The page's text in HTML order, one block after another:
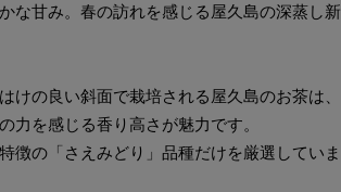
な甘み。春の訪れを感じる屋久島の深蒸し新
けの良い斜面で栽培される屋久島のお茶は、
力を感じる香り高さが魅力です。
徴の「さえみどり」品種だけを厳選していま